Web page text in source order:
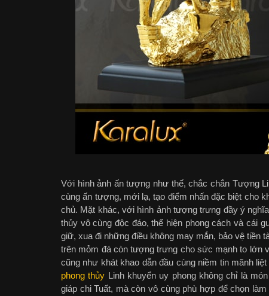
Với hình ảnh ấn tượng như thế, chắc chắn Tượng
cùng ấn tượng, mới lạ, tạo điểm nhấn đặc biệt cho
chủ. Mặt khác, với hình ảnh tượng trưng đầy ý
thủy vô cùng độc đáo, thể hiện phong cách và cái
giữ, xua đi những điều không may mắn, bảo vệ tiền
trên mỏm đá còn tượng trưng cho sức mạnh to lớn
cũng như khát khao dẫn đầu cùng niềm tin mãnh
phong thủy Linh khuyển uy phong không chỉ là
giáp chi Tuất, mà còn vô cùng phù hợp để chọn